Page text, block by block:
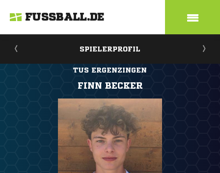
FUSSBALL.DE
SPIELERPROFIL
TUS ERGENZINGEN
FINN BECKER